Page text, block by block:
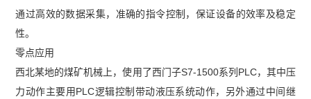
通过高效的数据采集，准确的指令控制，保证设备的效率及稳定
性。
零点应用
西北某地的煤矿机械上，使用了西门子S7-1500系列PLC，其中压
力动作主要用PLC逻辑控制带动液压系统动作，另外通过中间继